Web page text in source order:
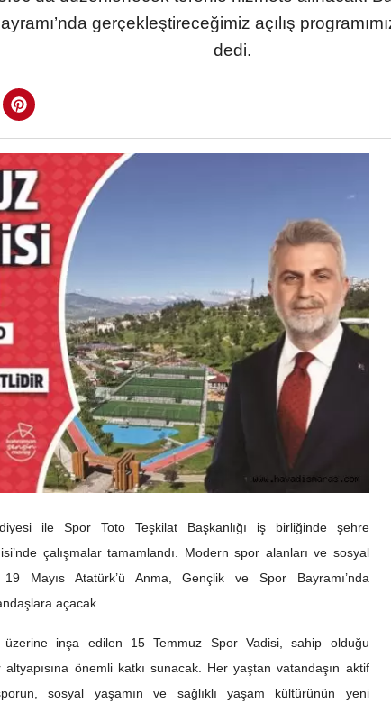
gerçekleştireceğimiz açılış
dedi.
ile Spor Toto Teşkilat Başkanlığı iş birliğinde şehre
çalışmalar tamamlandı. Modern spor alanları ve sosyal
Mayıs Atatürk’ü Anma, Gençlik ve Spor Bayramı’nda
açacak.
inşa edilen 15 Temmuz Spor Vadisi, sahip olduğu
altyapısına önemli katkı sunacak. Her yaştan vatandaşın aktif
sosyal yaşamın ve sağlıklı yaşam kültürünün yeni